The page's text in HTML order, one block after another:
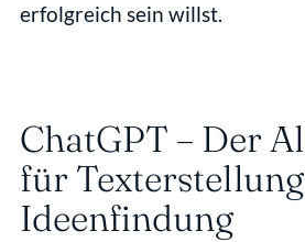
erfolgreich sein willst.
ChatGPT – Der
für
Ideenfindung